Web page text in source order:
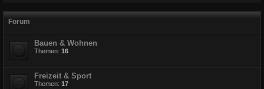
Forum
Bauen & Wohnen
Themen: 16
Freizeit & Sport
Themen: 17